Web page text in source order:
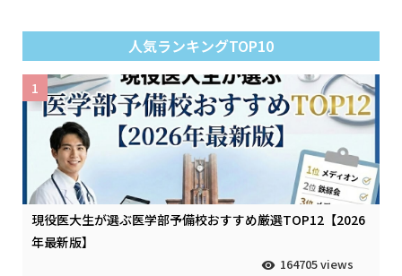
人気ランキングTOP10
現役医大生が選ぶ医学部予備校おすすめ厳選TOP12【2026
年最新版】
164705 views
1